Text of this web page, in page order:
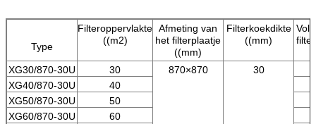
Type
Filteroppervlakte
((m2)
Afmeting van
het filterplaatje
((mm)
Filterkoekdikte
((mm)
XG30/870-30U 30 870×870
30
XG40/870-30U
40
XG50/870-30U
50
XG60/870-30U
60